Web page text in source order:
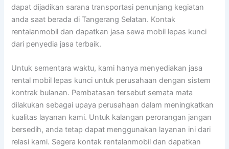
dapat dijadikan sarana transportasi penunjang kegiatan
anda saat berada di Tangerang Selatan. Kontak
rentalanmobil dan dapatkan jasa sewa mobil lepas kunci
dari penyedia jasa terbaik.
Untuk sementara waktu, kami hanya menyediakan jasa
rental mobil lepas kunci untuk perusahaan dengan sistem
kontrak bulanan. Pembatasan tersebut semata mata
dilakukan sebagai upaya perusahaan dalam meningkatkan
kualitas layanan kami. Untuk kalangan perorangan jangan
bersedih, anda tetap dapat menggunakan layanan ini dari
relasi kami. Segera kontak rentalanmobil dan dapatkan